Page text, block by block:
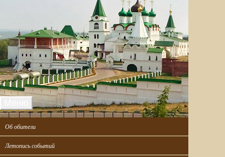
Об обители
Летопись событий